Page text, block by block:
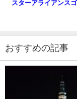
スターアライアンス
おすすめの記事